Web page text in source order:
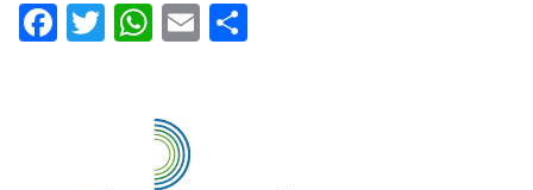
Facebook
Twitter
WhatsApp
Email